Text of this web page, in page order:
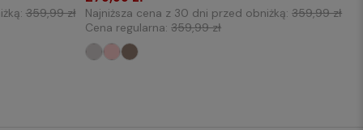
359,99 zł
Najniższa cena z 30 dni przed obniżką:359,99 zł
Cena regularna:359,99 zł